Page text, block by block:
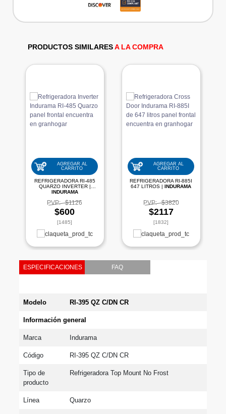
PRODUCTOS SIMILARESA LA COMPRA
AGREGAR AL
CARRITO
REFRIGERADORA RI-485
QUARZO INVERTER |
INDURAMA
PVP: $1126
$600
[1485]
AGREGAR AL
CARRITO
REFRIGERADORA RI-885I
647 LITROS |INDURAMA
PVP: $3820
$2117
[1832]
ESPECIFICACIONES FAQ
Modelo RI-395 QZ C/DN CR
Información general
Marca Indurama
Código RI-395 QZ C/DN CR
Tipo de
producto
Refrigeradora Top Mount No Frost
Línea Quarzo